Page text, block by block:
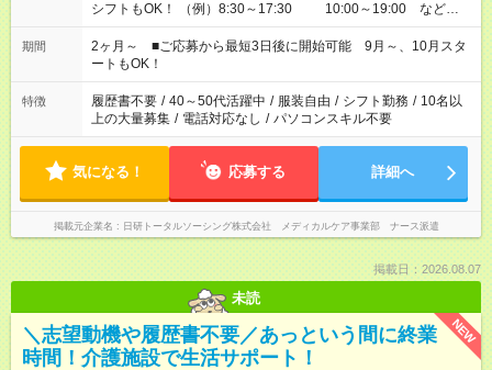
シフトもOK！ （例）8:30～17:30 10:00～19:00 など
「家族とお休みを合わせたい」 「余裕を持って夕飯の準備がし
たい」 「できれば残業はしたくない」 など、ご希望があれば教
えてくださいね。 ※Wワーク希望の方へ 今ご覧のお仕事で希望
する勤務時間と、もう1つのお仕事の勤務時間。 合計で週40時
間を超える場合は応募できません
期間
2ヶ月～ ■ご応募から最短3日後に開始可能 9月～、10月スタ
ートもOK！
特徴 履歴書不要 / 40～50代活躍中 / 服装自由 / シフト勤務 / 10名以
上の大量募集 / 電話対応なし / パソコンスキル不要
気になる！ 応募する 詳細へ
掲載元企業名 日研トータルソーシング株式会社 メディカルケア事業部 ナース派遣
掲載日：2026.08.07
未読
NEW
＼志望動機や履歴書不要／あっという間に終業
時間！介護施設で生活サポート！